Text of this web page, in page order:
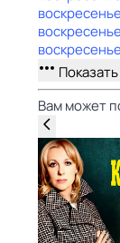
воскресенье
воскресенье
воскресенье
Вам может